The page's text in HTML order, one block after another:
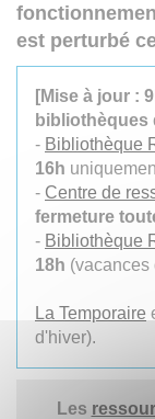
est perturbé
[Mise à jour :
bibliothèques
- Bibliothèque
16h
- Centre de
fermeture
- Bibliothèque
18h (vacances
La Temporaire
d'hiver).
Les